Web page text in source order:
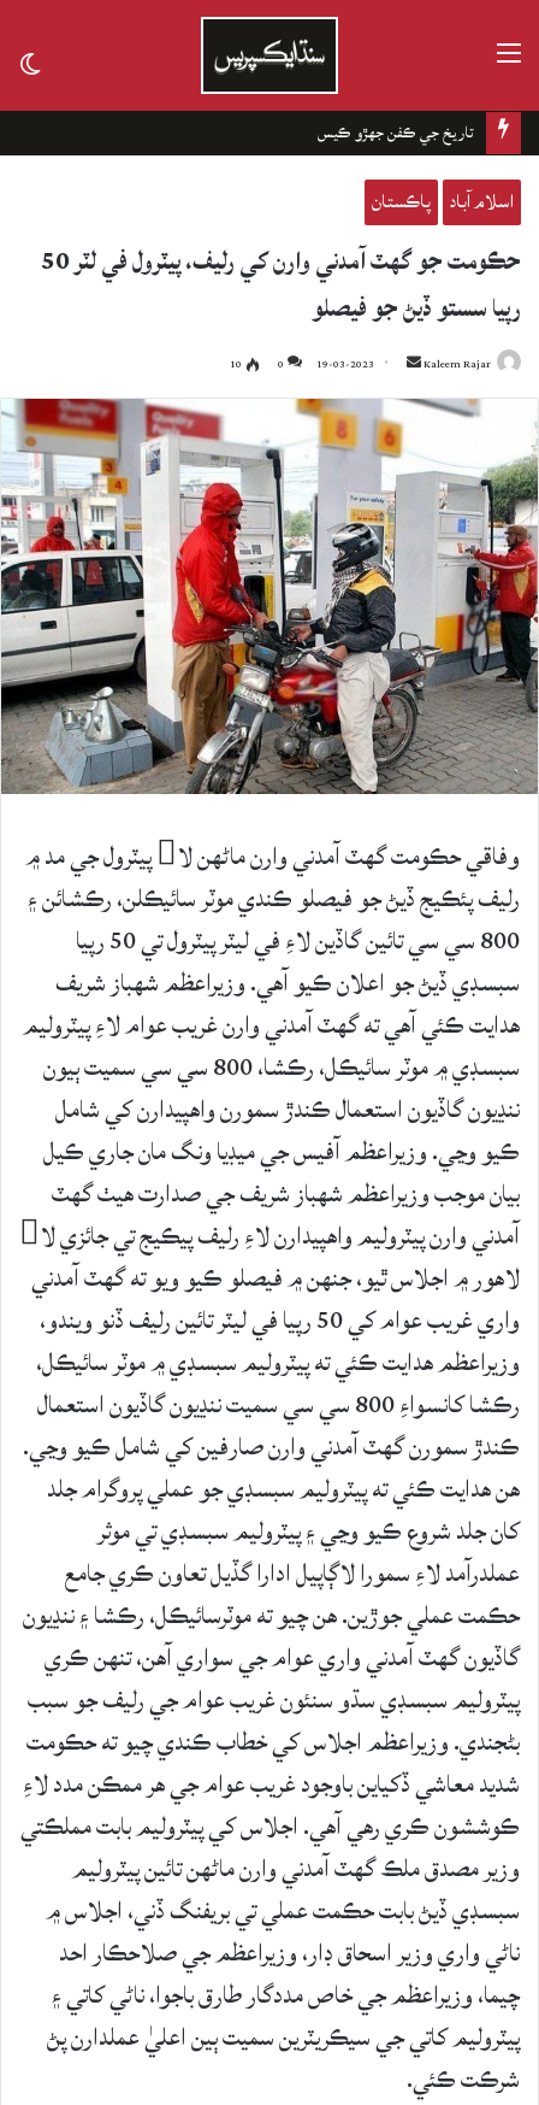
تاريخ جي ڪفن جھڙو ڪيس
اسلام آباد پاڪستان
حڪومت جو گهٽ آمدني وارن کي رليف، پيٽرول في لٽر 50
رپيا سستو ڏيڻ جو فيصلو
Kaleem Rajar
Send
an
email
19-03-2023
0
10
وفاقي حڪومت گهٽ آمدني وارن ماڻهن لا پيٽرول جي مد ۾
رليف پئڪيج ڏيڻ جو فيصلو ڪندي موٽر سائيڪلن، رڪشائن ۽
800 سي سي تائين گاڏين لاءِ في ليٽر پيٽرول تي 50 رپيا
سبسڊي ڏيڻ جو اعلان ڪيو آهي. وزيراعظم شهباز شريف
هدايت ڪئي آهي ته گهٽ آمدني وارن غريب عوام لاءِ پيٽروليم
سبسڊي ۾ موٽر سائيڪل، رڪشا، 800 سي سي سميت ٻيون
ننڍيون گاڏيون استعمال ڪندڙ سمورن واهپيدارن کي شامل
ڪيو وڃي. وزيراعظم آفيس جي ميڊيا ونگ مان جاري ڪيل
بيان موجب وزيراعظم شهباز شريف جي صدارت هيٺ گهٽ
آمدني وارن پيٽروليم واهپيدارن لاءِ رليف پيڪيج تي جائزي لا
لاهور ۾ اجلاس ٿيو، جنهن ۾ فيصلو ڪيو ويو ته گهٽ آمدني
واري غريب عوام کي 50 رپيا في ليٽر تائين رليف ڏنو ويندو،
وزيراعظم هدايت ڪئي ته پيٽروليم سبسڊي ۾ موٽر سائيڪل،
رڪشا کانسواءِ 800 سي سي سميت ننڍيون گاڏيون استعمال
ڪندڙ سمورن گهٽ آمدني وارن صارفين کي شامل ڪيو وڃي.
هن هدايت ڪئي ته پيٽروليم سبسڊي جو عملي پروگرام جلد
کان جلد شروع ڪيو وڃي ۽ پيٽروليم سبسڊي تي موثر
عملدرآمد لاءِ سمورا لاڳاپيل ادارا گڏيل تعاون ڪري جامع
حڪمت عملي جوڙين. هن چيو ته موٽرسائيڪل، رڪشا ۽ ننڍيون
گاڏيون گهٽ آمدني واري عوام جي سواري آهن، تنهن ڪري
پيٽروليم سبسڊي سڌو سنئون غريب عوام جي رليف جو سبب
بڻجندي. وزيراعظم اجلاس کي خطاب ڪندي چيو ته حڪومت
شديد معاشي ڏکياين باوجود غريب عوام جي هر ممڪن مدد لاءِ
ڪوششون ڪري رهي آهي. اجلاس کي پيٽروليم بابت مملڪتي
وزير مصدق ملڪ گهٽ آمدني وارن ماڻهن تائين پيٽروليم
سبسڊي ڏيڻ بابت حڪمت عملي تي بريفنگ ڏني، اجلاس ۾
ناڻي واري وزير اسحاق ڊار، وزيراعظم جي صلاحڪار احد
چيما، وزيراعظم جي خاص مددگار طارق باجوا، ناڻي کاتي ۽
پيٽروليم کاتي جي سيڪريٽرين سميت ٻين اعليٰ عملدارن پڻ
شرڪت ڪئي.